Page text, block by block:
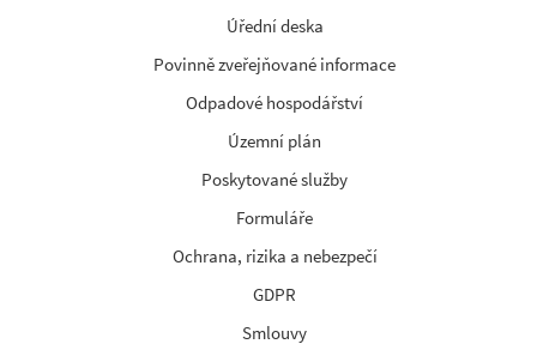
Úřední deska
Povinně zveřejňované informace
Odpadové hospodářství
Územní plán
Poskytované služby
Formuláře
Ochrana, rizika a nebezpečí
GDPR
Smlouvy